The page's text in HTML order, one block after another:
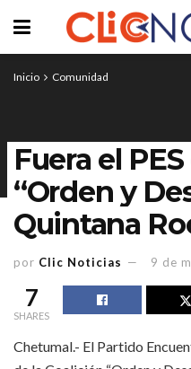
Inicio Comunidad
Fuera el
“Orden y
Quintana
por Clic Noticias 9 de
7
SHARES
Chetumal.- El Partido